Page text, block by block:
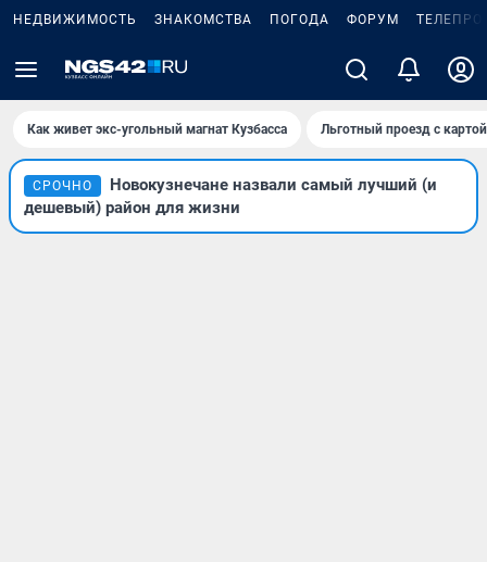
НЕДВИЖИМОСТЬ ЗНАКОМСТВА ПОГОДА ФОРУМ
Как живет экс-угольный магнат Кузбасса Льготный проезд с
СРОЧНО
Новокузнечане назвали самый лучший (и
дешевый) район для жизни